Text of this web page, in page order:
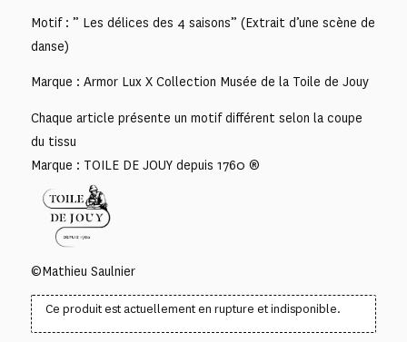
Motif : ” Les délices des 4 saisons” (Extrait d’une scène de
danse)
Marque : Armor Lux X Collection Musée de la Toile de Jouy
Chaque article présente un motif différent selon la coupe
du tissu
Marque : TOILE DE JOUY depuis 1760 ®
©Mathieu Saulnier
Ce produit est actuellement en rupture et indisponible.